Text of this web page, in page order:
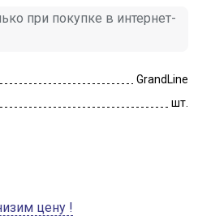
при покупке в интернет-
GrandLine
шт.
цену !